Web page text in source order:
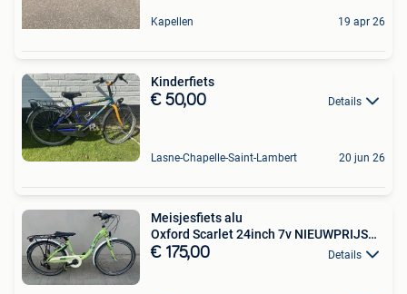
Kapellen 19 apr 26
Kinderfiets
€ 50,00 Details
Lasne-Chapelle-Saint-Lambert 20 jun 26
Meisjesfiets alu
Oxford Scarlet 24inch 7v NIEUWPRIJS
399€ 🚴
€ 175,00 Details